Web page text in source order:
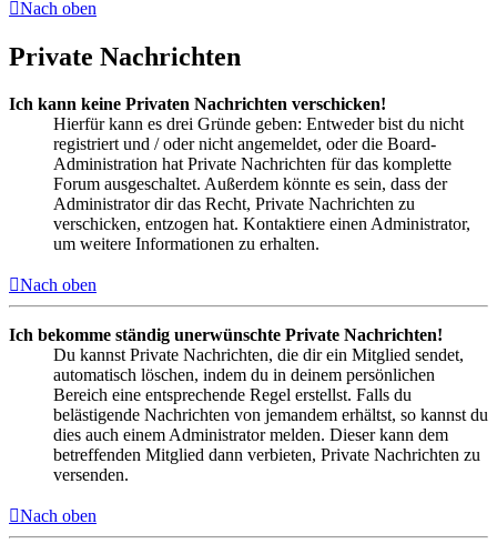
Nach oben
Private Nachrichten
Ich kann keine Privaten Nachrichten verschicken!
Hierfür kann es drei Gründe geben: Entweder bist du nicht
registriert und / oder nicht angemeldet, oder die Board-
Administration hat Private Nachrichten für das komplette
Forum ausgeschaltet. Außerdem könnte es sein, dass der
Administrator dir das Recht, Private Nachrichten zu
verschicken, entzogen hat. Kontaktiere einen Administrator,
um weitere Informationen zu erhalten.
Nach oben
Ich bekomme ständig unerwünschte Private Nachrichten!
Du kannst Private Nachrichten, die dir ein Mitglied sendet,
automatisch löschen, indem du in deinem persönlichen
Bereich eine entsprechende Regel erstellst. Falls du
belästigende Nachrichten von jemandem erhältst, so kannst du
dies auch einem Administrator melden. Dieser kann dem
betreffenden Mitglied dann verbieten, Private Nachrichten zu
versenden.
Nach oben